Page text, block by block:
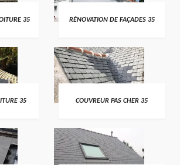
35 RÉNOVATION DE FAÇADES 35
35 COUVREUR PAS CHER 35